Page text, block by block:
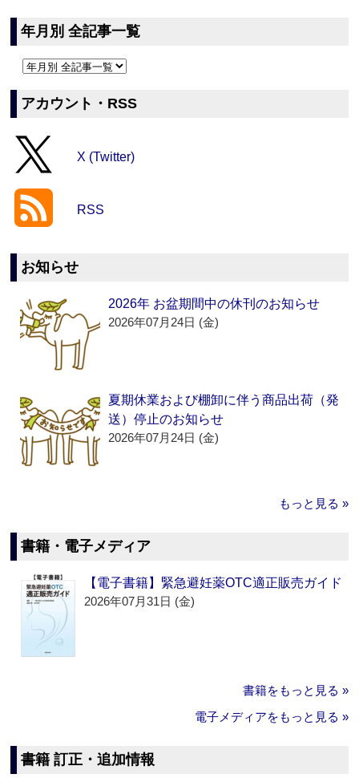
年月別 全記事一覧
アカウント・RSS
X (Twitter)
RSS
お知らせ
2026年 お盆期間中の休刊のお知らせ
2026年07月24日 (金)
夏期休業および棚卸に伴う商品出荷（発
送）停止のお知らせ
2026年07月24日 (金)
もっと見る »
書籍・電子メディア
【電子書籍】緊急避妊薬OTC適正販売ガイド
2026年07月31日 (金)
書籍をもっと見る »
電子メディアをもっと見る »
書籍 訂正・追加情報